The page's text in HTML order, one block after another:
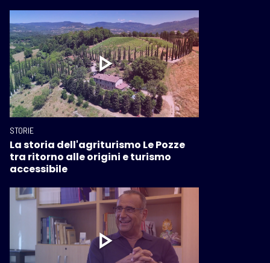
STORIE
La storia dell'agriturismo Le Pozze
tra ritorno alle origini e turismo
accessibile